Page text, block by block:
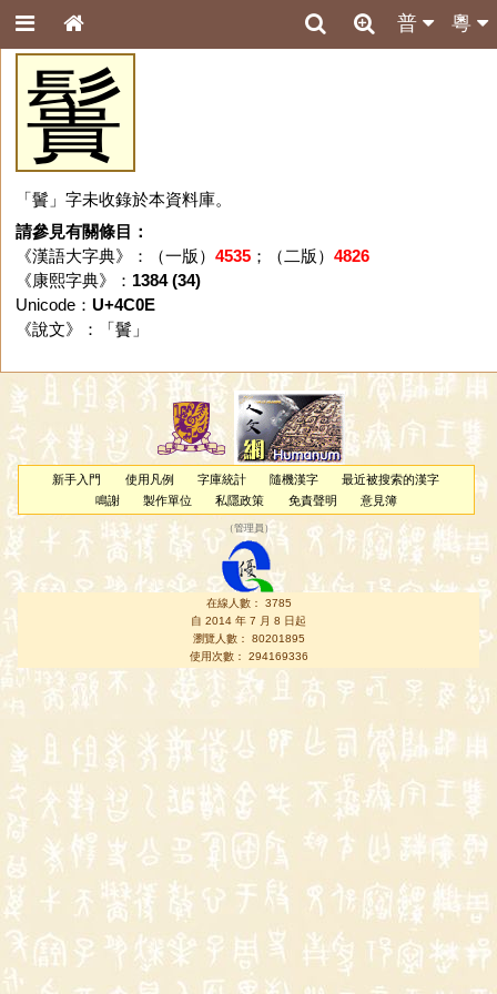
粵
普
䰎
「䰎」字未收錄於本資料庫。
請參見有關條目：
《漢語大字典》：（一版） 4535；（二版） 4826
《康熙字典》： 1384 (34)
Unicode： U+4C0E
《說文》：「 䰎 」
新手入門 使用凡例 字庫統計 隨機漢字
最近被搜索的漢字
鳴謝
製作單位 私隱政策 免責聲明 意見簿
（管理員 ）
在線人數： 3785
自 2014 年 7 月 8 日起
瀏覽人數： 80201895
使用次數： 294169336